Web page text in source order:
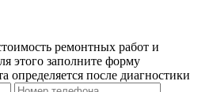
ремонтных работ и
этого заполните форму
определяется после диагностики